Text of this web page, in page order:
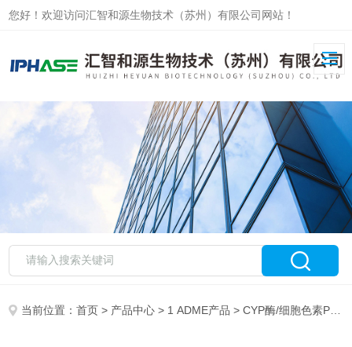
您好！欢迎访问汇智和源生物技术（苏州）有限公司网站！
当前位置：首页 > 产品中心 > 1 ADME产品 >CYP酶/细胞色素P450酶